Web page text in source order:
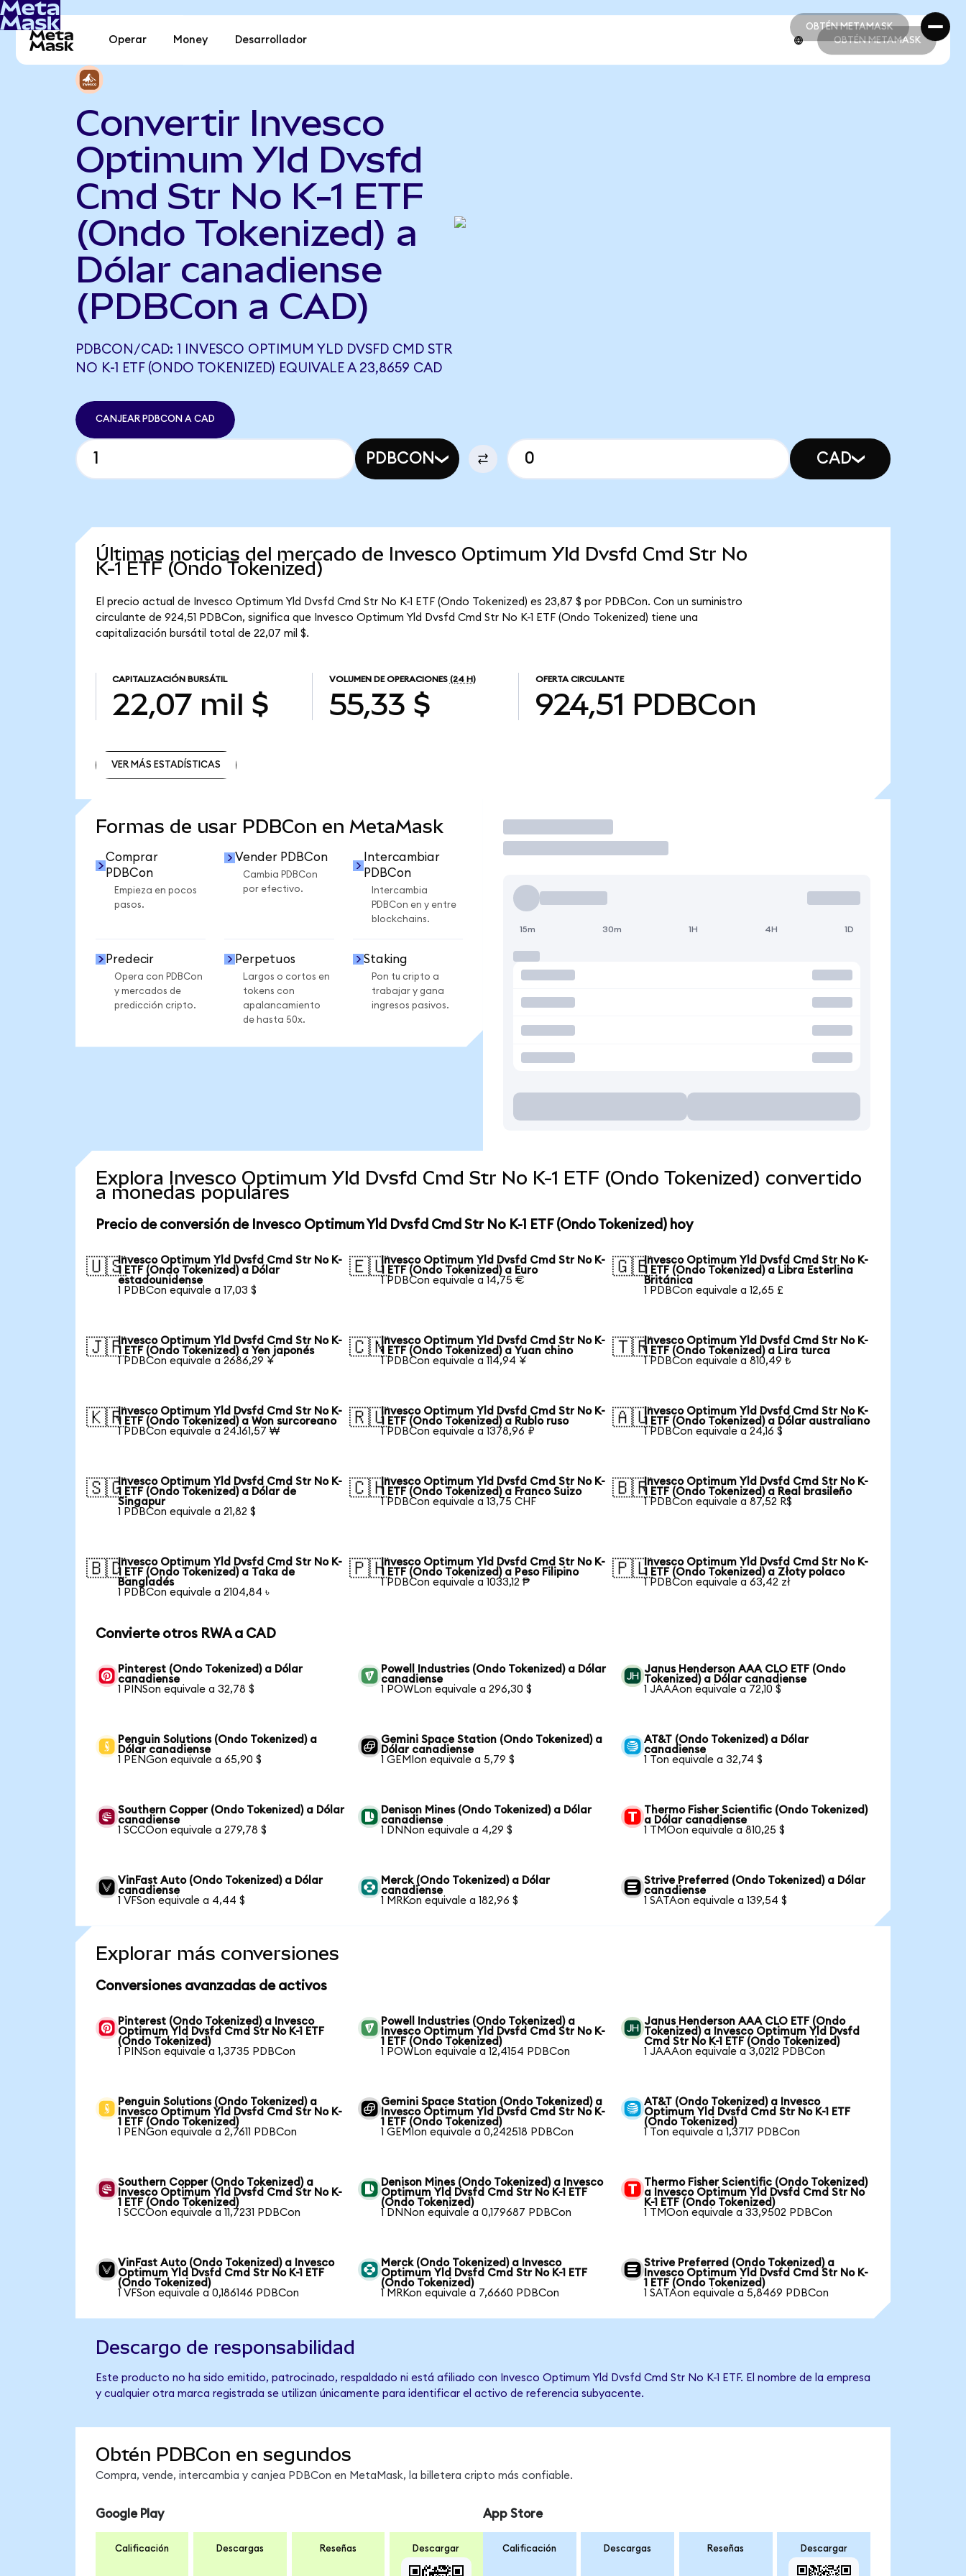
OBTÉN METAMASK
OBTÉN METAMASK
Operar Money Desarrollador OBTÉN METAMASK
Convertir Invesco
Optimum Yld Dvsfd
Cmd Str No K-1 ETF
(Ondo Tokenized) a
Dólar canadiense
(PDBCon a CAD)
PDBCON/CAD: 1 INVESCO OPTIMUM YLD DVSFD CMD STR
NO K-1 ETF (ONDO TOKENIZED) EQUIVALE A 23,8659 CAD
CANJEAR PDBCON A CAD
PDBCON CAD
Últimas noticias del mercado de Invesco Optimum Yld Dvsfd Cmd Str No
K-1 ETF (Ondo Tokenized)
El precio actual de Invesco Optimum Yld Dvsfd Cmd Str No K-1 ETF (Ondo Tokenized) es 23,87 $ por PDBCon. Con un suministro
circulante de 924,51 PDBCon, significa que Invesco Optimum Yld Dvsfd Cmd Str No K-1 ETF (Ondo Tokenized) tiene una
capitalización bursátil total de 22,07 mil $.
CAPITALIZACIÓN BURSÁTIL
22,07 mil $
VOLUMEN DE OPERACIONES (24 H)
55,33 $
OFERTA CIRCULANTE
924,51 PDBCon
VER MÁS ESTADÍSTICAS
Formas de usar PDBCon en MetaMask
Comprar
PDBCon
Empieza en pocos
pasos.
Vender PDBCon
Cambia PDBCon
por efectivo.
Intercambiar
PDBCon
Intercambia
PDBCon en y entre
blockchains.
Predecir
Opera con PDBCon
y mercados de
predicción cripto.
Perpetuos
Largos o cortos en
tokens con
apalancamiento
de hasta 50x.
Staking
Pon tu cripto a
trabajar y gana
ingresos pasivos.
Operar
15m 30m 1H 4H 1D
Explora Invesco Optimum Yld Dvsfd Cmd Str No K-1 ETF (Ondo Tokenized) convertido
a monedas populares
Precio de conversión de Invesco Optimum Yld Dvsfd Cmd Str No K-1 ETF (Ondo Tokenized) hoy
🇺🇸Invesco Optimum Yld Dvsfd Cmd Str No K-
1 ETF (Ondo Tokenized) a Dólar
estadounidense
1 PDBCon equivale a 17,03 $
🇪🇺Invesco Optimum Yld Dvsfd Cmd Str No K-
1 ETF (Ondo Tokenized) a Euro
1 PDBCon equivale a 14,75 €
🇬🇧Invesco Optimum Yld Dvsfd Cmd Str No K-
1 ETF (Ondo Tokenized) a Libra Esterlina
Británica
1 PDBCon equivale a 12,65 £
🇯🇵Invesco Optimum Yld Dvsfd Cmd Str No K-
1 ETF (Ondo Tokenized) a Yen japonés
1 PDBCon equivale a 2686,29 ¥
🇨🇳Invesco Optimum Yld Dvsfd Cmd Str No K-
1 ETF (Ondo Tokenized) a Yuan chino
1 PDBCon equivale a 114,94 ¥
🇹🇷Invesco Optimum Yld Dvsfd Cmd Str No K-
1 ETF (Ondo Tokenized) a Lira turca
1 PDBCon equivale a 810,49 ₺
🇰🇷Invesco Optimum Yld Dvsfd Cmd Str No K-
1 ETF (Ondo Tokenized) a Won surcoreano
1 PDBCon equivale a 24.161,57 ₩
🇷🇺Invesco Optimum Yld Dvsfd Cmd Str No K-
1 ETF (Ondo Tokenized) a Rublo ruso
1 PDBCon equivale a 1378,96 ₽
🇦🇺Invesco Optimum Yld Dvsfd Cmd Str No K-
1 ETF (Ondo Tokenized) a Dólar australiano
1 PDBCon equivale a 24,16 $
🇸🇬Invesco Optimum Yld Dvsfd Cmd Str No K-
1 ETF (Ondo Tokenized) a Dólar de
Singapur
1 PDBCon equivale a 21,82 $
🇨🇭Invesco Optimum Yld Dvsfd Cmd Str No K-
1 ETF (Ondo Tokenized) a Franco Suizo
1 PDBCon equivale a 13,75 CHF
🇧🇷Invesco Optimum Yld Dvsfd Cmd Str No K-
1 ETF (Ondo Tokenized) a Real brasileño
1 PDBCon equivale a 87,52 R$
🇧🇩Invesco Optimum Yld Dvsfd Cmd Str No K-
1 ETF (Ondo Tokenized) a Taka de
Bangladés
1 PDBCon equivale a 2104,84 ৳
🇵🇭Invesco Optimum Yld Dvsfd Cmd Str No K-
1 ETF (Ondo Tokenized) a Peso Filipino
1 PDBCon equivale a 1033,12 ₱
🇵🇱Invesco Optimum Yld Dvsfd Cmd Str No K-
1 ETF (Ondo Tokenized) a Złoty polaco
1 PDBCon equivale a 63,42 zł
Convierte otros RWA a CAD
Pinterest (Ondo Tokenized) a Dólar
canadiense
1 PINSon equivale a 32,78 $
Powell Industries (Ondo Tokenized) a Dólar
canadiense
1 POWLon equivale a 296,30 $
Janus Henderson AAA CLO ETF (Ondo
Tokenized) a Dólar canadiense
1 JAAAon equivale a 72,10 $
Penguin Solutions (Ondo Tokenized) a
Dólar canadiense
1 PENGon equivale a 65,90 $
Gemini Space Station (Ondo Tokenized) a
Dólar canadiense
1 GEMIon equivale a 5,79 $
AT&T (Ondo Tokenized) a Dólar
canadiense
1 Ton equivale a 32,74 $
Southern Copper (Ondo Tokenized) a Dólar
canadiense
1 SCCOon equivale a 279,78 $
Denison Mines (Ondo Tokenized) a Dólar
canadiense
1 DNNon equivale a 4,29 $
Thermo Fisher Scientific (Ondo Tokenized)
a Dólar canadiense
1 TMOon equivale a 810,25 $
VinFast Auto (Ondo Tokenized) a Dólar
canadiense
1 VFSon equivale a 4,44 $
Merck (Ondo Tokenized) a Dólar
canadiense
1 MRKon equivale a 182,96 $
Strive Preferred (Ondo Tokenized) a Dólar
canadiense
1 SATAon equivale a 139,54 $
Explorar más conversiones
Conversiones avanzadas de activos
Pinterest (Ondo Tokenized) a Invesco
Optimum Yld Dvsfd Cmd Str No K-1 ETF
(Ondo Tokenized)
1 PINSon equivale a 1,3735 PDBCon
Powell Industries (Ondo Tokenized) a
Invesco Optimum Yld Dvsfd Cmd Str No K-
1 ETF (Ondo Tokenized)
1 POWLon equivale a 12,4154 PDBCon
Janus Henderson AAA CLO ETF (Ondo
Tokenized) a Invesco Optimum Yld Dvsfd
Cmd Str No K-1 ETF (Ondo Tokenized)
1 JAAAon equivale a 3,0212 PDBCon
Penguin Solutions (Ondo Tokenized) a
Invesco Optimum Yld Dvsfd Cmd Str No K-
1 ETF (Ondo Tokenized)
1 PENGon equivale a 2,7611 PDBCon
Gemini Space Station (Ondo Tokenized) a
Invesco Optimum Yld Dvsfd Cmd Str No K-
1 ETF (Ondo Tokenized)
1 GEMIon equivale a 0,242518 PDBCon
AT&T (Ondo Tokenized) a Invesco
Optimum Yld Dvsfd Cmd Str No K-1 ETF
(Ondo Tokenized)
1 Ton equivale a 1,3717 PDBCon
Southern Copper (Ondo Tokenized) a
Invesco Optimum Yld Dvsfd Cmd Str No K-
1 ETF (Ondo Tokenized)
1 SCCOon equivale a 11,7231 PDBCon
Denison Mines (Ondo Tokenized) a Invesco
Optimum Yld Dvsfd Cmd Str No K-1 ETF
(Ondo Tokenized)
1 DNNon equivale a 0,179687 PDBCon
Thermo Fisher Scientific (Ondo Tokenized)
a Invesco Optimum Yld Dvsfd Cmd Str No
K-1 ETF (Ondo Tokenized)
1 TMOon equivale a 33,9502 PDBCon
VinFast Auto (Ondo Tokenized) a Invesco
Optimum Yld Dvsfd Cmd Str No K-1 ETF
(Ondo Tokenized)
1 VFSon equivale a 0,186146 PDBCon
Merck (Ondo Tokenized) a Invesco
Optimum Yld Dvsfd Cmd Str No K-1 ETF
(Ondo Tokenized)
1 MRKon equivale a 7,6660 PDBCon
Strive Preferred (Ondo Tokenized) a
Invesco Optimum Yld Dvsfd Cmd Str No K-
1 ETF (Ondo Tokenized)
1 SATAon equivale a 5,8469 PDBCon
Descargo de responsabilidad
Este producto no ha sido emitido, patrocinado, respaldado ni está afiliado con Invesco Optimum Yld Dvsfd Cmd Str No K-1 ETF. El nombre de la empresa
y cualquier otra marca registrada se utilizan únicamente para identificar el activo de referencia subyacente.
Obtén PDBCon en segundos
Compra, vende, intercambia y canjea PDBCon en MetaMask, la billetera cripto más confiable.
Google Play
Calificación Descargas Reseñas Descargar
App Store
Calificación Descargas Reseñas Descargar